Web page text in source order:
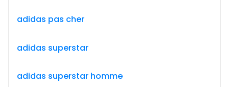
adidas pas cher
adidas superstar
adidas superstar homme